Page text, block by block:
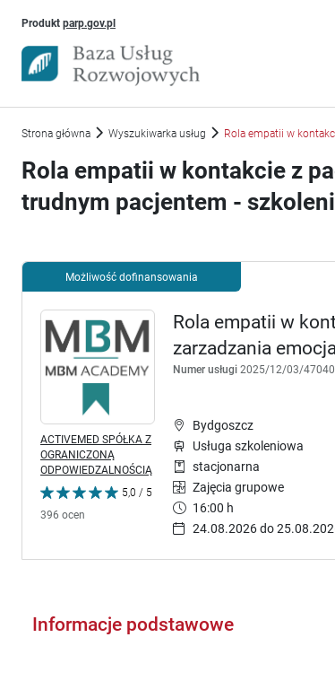
Produkt parp.gov.plUwaga, link otworzy się w nowym oknie
Strona główna Wyszukiwarka usług Rola empatii w
Rola empatii w kontakcie z
trudnym pacjentem -
Możliwość dofinansowania
Rola empatii w
zarzadzania
Numer usługi 2025/12/03/
ACTIVEMED SPÓŁKA Z
OGRANICZONĄ
ODPOWIEDZALNOŚCIĄ
5,0 / 5
396 ocen
Bydgoszcz
Usługa szkoleniowa
stacjonarna
Zajęcia grupowe
16:00 h
24.08.2026 do
Informacje podstawowe